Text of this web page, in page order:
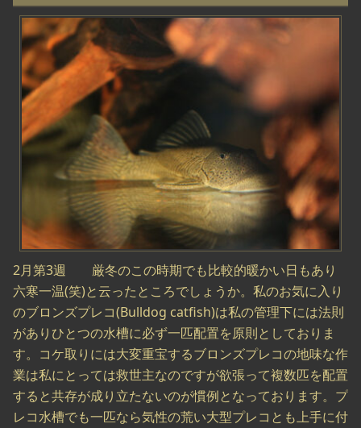
2月第3週 厳冬のこの時期でも比較的暖かい日もあり
六寒一温(笑)と云ったところでしょうか。私のお気に入り
のブロンズプレコ(Bulldog catfish)は私の管理下には法則
がありひとつの水槽に必ず一匹配置を原則としておりま
す。コケ取りには大変重宝するブロンズプレコの地味な作
業は私にとっては救世主なのですが欲張って複数匹を配置
すると共存が成り立たないのが慣例となっております。プ
レコ水槽でも一匹なら気性の荒い大型プレコとも上手に付